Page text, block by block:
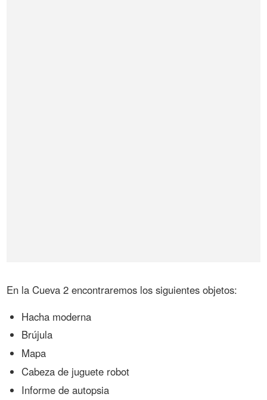
En la Cueva 2 encontraremos los siguientes objetos:
Hacha moderna
Brújula
Mapa
Cabeza de juguete robot
Informe de autopsia